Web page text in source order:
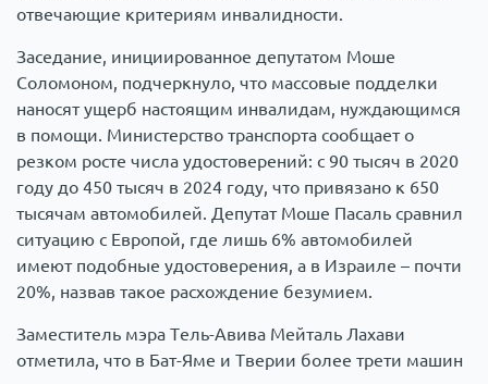
отвечающие критериям инвалидности.
Заседание, инициированное депутатом Моше
Соломоном, подчеркнуло, что массовые подделки
наносят ущерб настоящим инвалидам, нуждающимся
в помощи. Министерство транспорта сообщает о
резком росте числа удостоверений: с 90 тысяч в 2020
году до 450 тысяч в 2024 году, что привязано к 650
тысячам автомобилей. Депутат Моше Пасаль сравнил
ситуацию с Европой, где лишь 6% автомобилей
имеют подобные удостоверения, а в Израиле – почти
20%, назвав такое расхождение безумием.
Заместитель мэра Тель-Авива Мейталь Лахави
отметила, что в Бат-Яме и Тверии более трети машин